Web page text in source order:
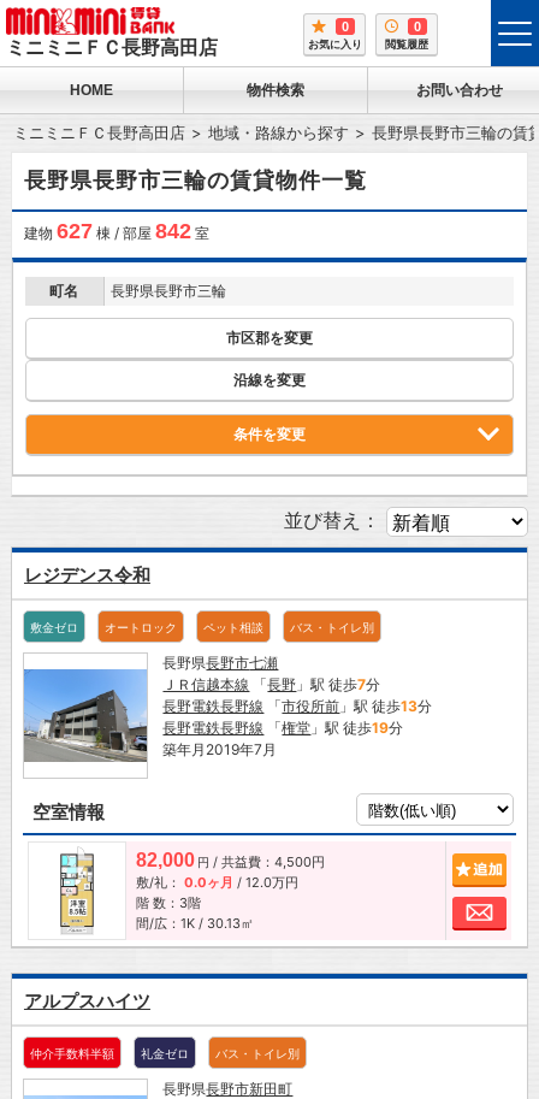
ミニミニＦＣ長野高田店
0
お気に入り
0
閲覧履歴
HOME 物件検索 お問い合わせ
ミニミニＦＣ長野高田店 地域・路線から探す 長野県長野市三輪の賃
長野県長野市三輪の賃貸物件一覧
建物 627 棟 / 部屋 842室
町名 長野県長野市三輪
市区郡を変更
沿線を変更
条件を変更
並び替え：
レジデンス令和
敷金ゼロ オートロック ペット相談 バス・トイレ別
長野県長野市七瀬
ＪＲ信越本線 「長野 」駅 徒歩7分
長野電鉄長野線 「市役所前 」駅 徒歩13分
長野電鉄長野線 「権堂 」駅 徒歩19分
築年月2019年7月
空室情報
82,000 円 / 共益費：4,500円
敷/礼： 0.0ヶ月 / 12.0万円
階 数：3階
間/広：1K / 30.13㎡
お
アルプスハイツ
仲介手数料半額 礼金ゼロ バス・トイレ別
長野県長野市新田町